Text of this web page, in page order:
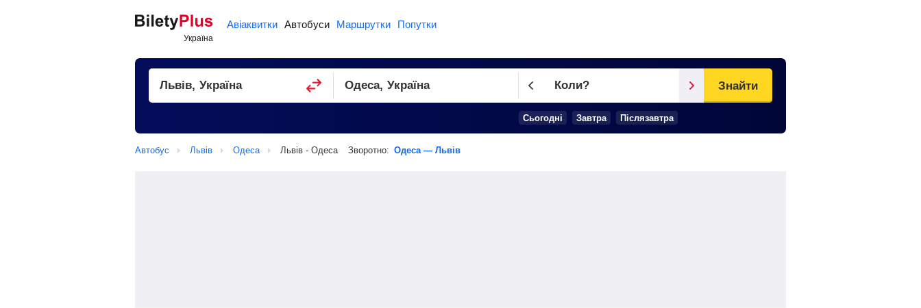
Авіаквитки Автобуси Маршрутки Попутки
Коли?
Cьогодні Завтра Післязавтра
Знайти
Автобус Львів Одеса Львів - Одеса Зворотно: Одеса — Львів